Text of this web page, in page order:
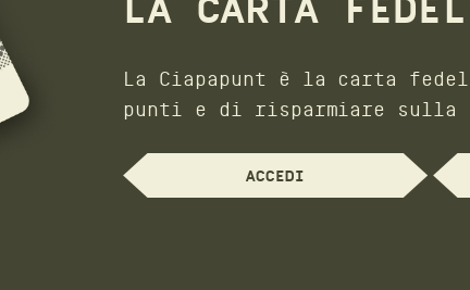
La Ciapapunt è la carta
punti e di risparmiare sulla
ACCEDI